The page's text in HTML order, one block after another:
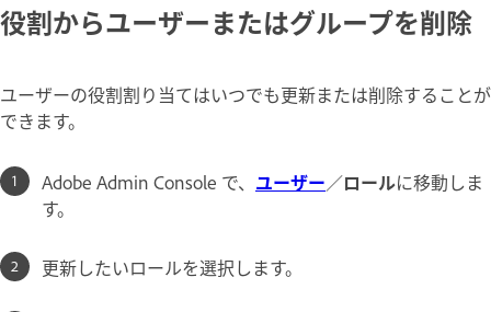
役割からユーザーまたはグループを削除
ユーザーの役割割り当てはいつでも更新または削除することが
できます。
Adobe Admin Console で、 ユーザー／ロールに移動しま
す。
更新したいロールを選択します。